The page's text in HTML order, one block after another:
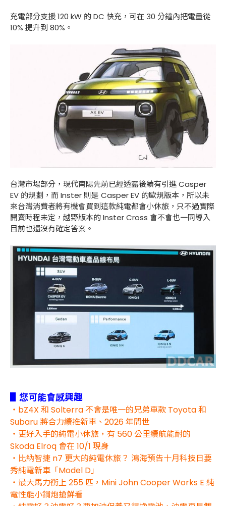
充電部分支援 120 kW 的 DC 快充，可在 30 分鐘內把電量從
10% 提升到 80%。
台灣市場部分，現代南陽先前已經透露後續有引進 Casper
EV 的規劃，而 Inster 則是 Casper EV 的歐規版本，所以未
來台灣消費者將有機會買到這款純電都會小休旅，只不過實際
開賣時程未定，越野版本的 Inster Cross 會不會也一同導入
目前也還沒有確定答案。
▋您可能會感興趣
・bZ4X 和 Solterra 不會是唯一的兄弟車款 Toyota 和
Subaru 將合力續推新車、2026 年問世
・更好入手的純電小休旅，有 560 公里續航能耐的
Skoda Elroq 會在 10/1 現身
・比納智捷 n7 更大的純電休旅？ 鴻海預告十月科技日要
秀純電新車「Model D」
・最大馬力衝上 255 匹，Mini John Cooper Works E 純
電性能小鋼炮搶鮮看